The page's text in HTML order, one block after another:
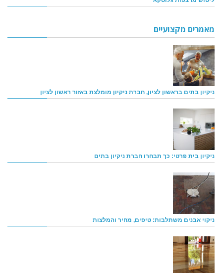
מאמרים מקצועיים
ניקיון בתים בראשון לציון, חברת ניקיון מומלצת באזור ראשון לציון
ניקיון בית פרטי: כך תבחרו חברת ניקיון בתים
ניקוי אבנים משתלבות: טיפים, מחיר והמלצות